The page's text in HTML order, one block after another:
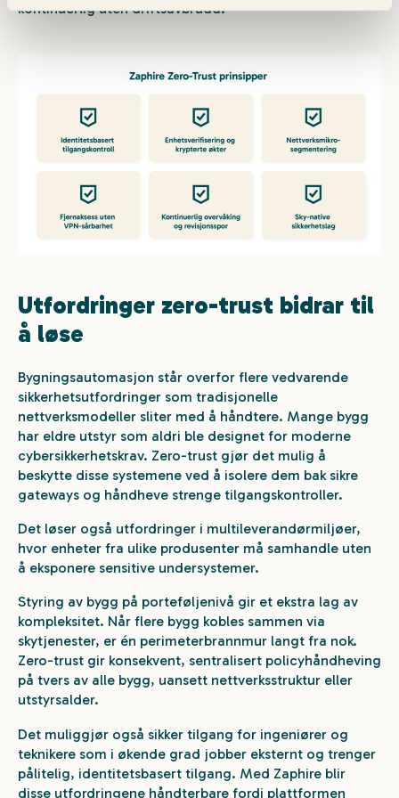
kontinuerlig uten driftsavbrudd.
Utfordringer zero-trust bidrar til
å løse
Bygningsautomasjon står overfor flere vedvarende
sikkerhetsutfordringer som tradisjonelle
nettverksmodeller sliter med å håndtere. Mange bygg
har eldre utstyr som aldri ble designet for moderne
cybersikkerhetskrav. Zero-trust gjør det mulig å
beskytte disse systemene ved å isolere dem bak sikre
gateways og håndheve strenge tilgangskontroller.
Det løser også utfordringer i multileverandørmiljøer,
hvor enheter fra ulike produsenter må samhandle uten
å eksponere sensitive undersystemer.
Styring av bygg på porteføljenivå gir et ekstra lag av
kompleksitet. Når flere bygg kobles sammen via
skytjenester, er én perimeterbrannmur langt fra nok.
Zero-trust gir konsekvent, sentralisert policyhåndheving
på tvers av alle bygg, uansett nettverksstruktur eller
utstyrs­alder.
Det muliggjør også sikker tilgang for ingeniører og
teknikere som i økende grad jobber eksternt og trenger
pålitelig, identitetsbasert tilgang. Med Zaphire blir
disse utfordringene håndterbare fordi plattformen